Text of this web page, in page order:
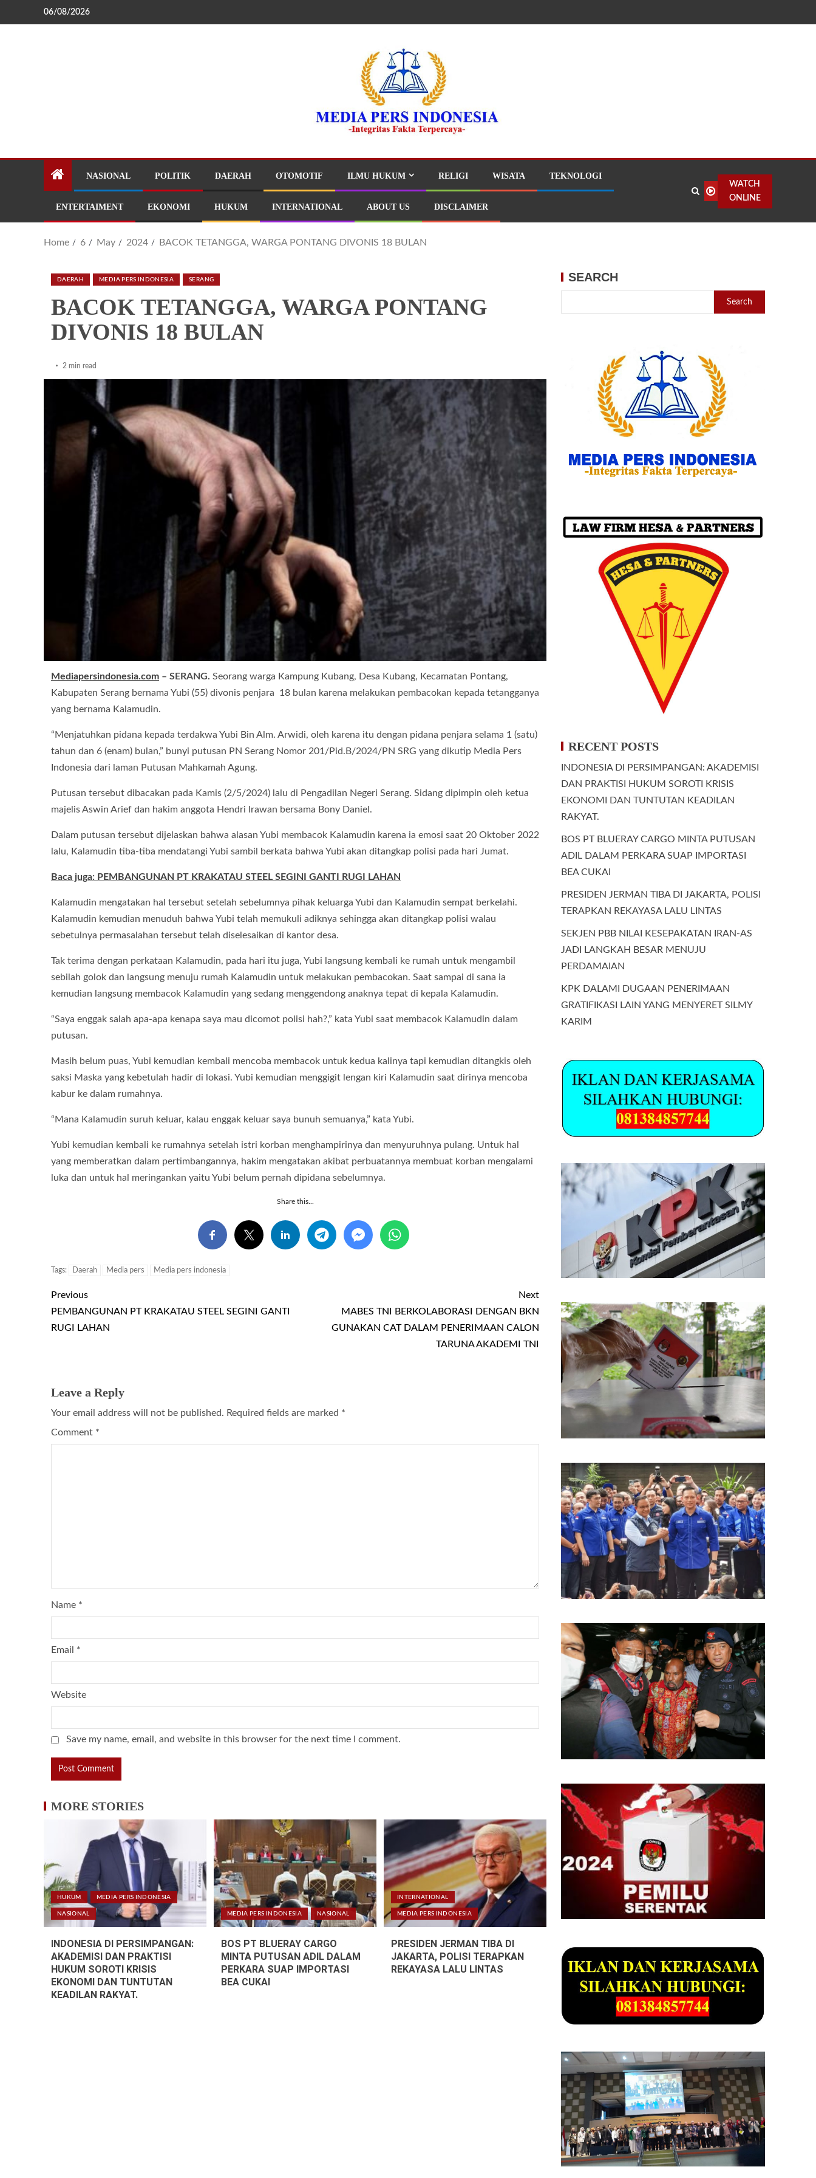
06/08/2026
NASIONAL POLITIK DAERAH OTOMOTIF ILMU HUKUM RELIGI WISATA TEKNOLOGI
ENTERTAIMENT EKONOMI HUKUM INTERNATIONAL ABOUT US DISCLAIMER
WATCH
ONLINE
Home 6 May 2024 BACOK TETANGGA, WARGA PONTANG DIVONIS 18 BULAN
DAERAH MEDIA PERS INDONESIA SERANG
BACOK TETANGGA, WARGA PONTANG
DIVONIS 18 BULAN
2 min read
Mediapersindonesia.com – SERANG. Seorang warga Kampung Kubang, Desa Kubang, Kecamatan Pontang,
Kabupaten Serang bernama Yubi (55) divonis penjara 18 bulan karena melakukan pembacokan kepada tetangganya
yang bernama Kalamudin.
“Menjatuhkan pidana kepada terdakwa Yubi Bin Alm. Arwidi, oleh karena itu dengan pidana penjara selama 1 (satu)
tahun dan 6 (enam) bulan,” bunyi putusan PN Serang Nomor 201/Pid.B/2024/PN SRG yang dikutip Media Pers
Indonesia dari laman Putusan Mahkamah Agung.
Putusan tersebut dibacakan pada Kamis (2/5/2024) lalu di Pengadilan Negeri Serang. Sidang dipimpin oleh ketua
majelis Aswin Arief dan hakim anggota Hendri Irawan bersama Bony Daniel.
Dalam putusan tersebut dijelaskan bahwa alasan Yubi membacok Kalamudin karena ia emosi saat 20 Oktober 2022
lalu, Kalamudin tiba-tiba mendatangi Yubi sambil berkata bahwa Yubi akan ditangkap polisi pada hari Jumat.
Baca juga: PEMBANGUNAN PT KRAKATAU STEEL SEGINI GANTI RUGI LAHAN
Kalamudin mengatakan hal tersebut setelah sebelumnya pihak keluarga Yubi dan Kalamudin sempat berkelahi.
Kalamudin kemudian menuduh bahwa Yubi telah memukuli adiknya sehingga akan ditangkap polisi walau
sebetulnya permasalahan tersebut telah diselesaikan di kantor desa.
Tak terima dengan perkataan Kalamudin, pada hari itu juga, Yubi langsung kembali ke rumah untuk mengambil
sebilah golok dan langsung menuju rumah Kalamudin untuk melakukan pembacokan. Saat sampai di sana ia
kemudian langsung membacok Kalamudin yang sedang menggendong anaknya tepat di kepala Kalamudin.
“Saya enggak salah apa-apa kenapa saya mau dicomot polisi hah?,” kata Yubi saat membacok Kalamudin dalam
putusan.
Masih belum puas, Yubi kemudian kembali mencoba membacok untuk kedua kalinya tapi kemudian ditangkis oleh
saksi Maska yang kebetulah hadir di lokasi. Yubi kemudian menggigit lengan kiri Kalamudin saat dirinya mencoba
kabur ke dalam rumahnya.
“Mana Kalamudin suruh keluar, kalau enggak keluar saya bunuh semuanya,” kata Yubi.
Yubi kemudian kembali ke rumahnya setelah istri korban menghampirinya dan menyuruhnya pulang. Untuk hal
yang memberatkan dalam pertimbangannya, hakim mengatakan akibat perbuatannya membuat korban mengalami
luka dan untuk hal meringankan yaitu Yubi belum pernah dipidana sebelumnya.
Share this...
Tags: Daerah Media pers Media pers indonesia
Previous
PEMBANGUNAN PT KRAKATAU STEEL SEGINI GANTI
RUGI LAHAN
Next
MABES TNI BERKOLABORASI DENGAN BKN
GUNAKAN CAT DALAM PENERIMAAN CALON
TARUNA AKADEMI TNI
Leave a Reply
Your email address will not be published. Required fields are marked *
Comment *
Name *
Email *
Website
Save my name, email, and website in this browser for the next time I comment.
MORE STORIES
HUKUM MEDIA PERS INDONESIA
NASIONAL
INDONESIA DI PERSIMPANGAN:
AKADEMISI DAN PRAKTISI
HUKUM SOROTI KRISIS
EKONOMI DAN TUNTUTAN
KEADILAN RAKYAT.
MEDIA PERS INDONESIA NASIONAL
BOS PT BLUERAY CARGO
MINTA PUTUSAN ADIL DALAM
PERKARA SUAP IMPORTASI
BEA CUKAI
INTERNATIONAL
MEDIA PERS INDONESIA
PRESIDEN JERMAN TIBA DI
JAKARTA, POLISI TERAPKAN
REKAYASA LALU LINTAS
SEARCH
Search
RECENT POSTS
INDONESIA DI PERSIMPANGAN: AKADEMISI
DAN PRAKTISI HUKUM SOROTI KRISIS
EKONOMI DAN TUNTUTAN KEADILAN
RAKYAT.
BOS PT BLUERAY CARGO MINTA PUTUSAN
ADIL DALAM PERKARA SUAP IMPORTASI
BEA CUKAI
PRESIDEN JERMAN TIBA DI JAKARTA, POLISI
TERAPKAN REKAYASA LALU LINTAS
SEKJEN PBB NILAI KESEPAKATAN IRAN-AS
JADI LANGKAH BESAR MENUJU
PERDAMAIAN
KPK DALAMI DUGAAN PENERIMAAN
GRATIFIKASI LAIN YANG MENYERET SILMY
KARIM